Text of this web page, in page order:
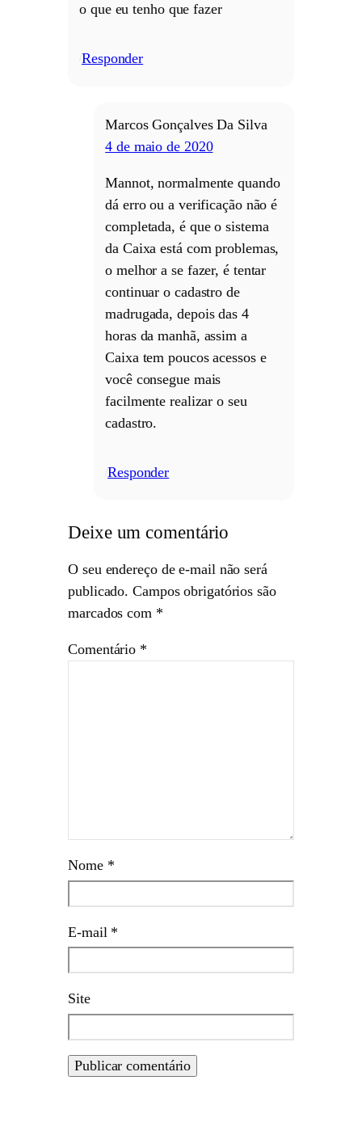
o que eu tenho que fazer
Responder
Marcos Gonçalves Da Silva
4 de maio de 2020
Mannot, normalmente quando
dá erro ou a verificação não é
completada, é que o sistema
da Caixa está com problemas,
o melhor a se fazer, é tentar
continuar o cadastro de
madrugada, depois das 4
horas da manhã, assim a
Caixa tem poucos acessos e
você consegue mais
facilmente realizar o seu
cadastro.
Responder
Deixe um comentário
O seu endereço de e-mail não será
publicado. Campos obrigatórios são
marcados com *
Comentário *
Nome *
E-mail *
Site